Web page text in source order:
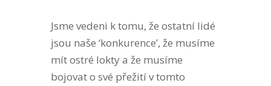
Jsme vedeni k tomu, že ostatní lidé
jsou naše ‘konkurence’, že musíme
mít ostré lokty a že musíme
bojovat o své přežití v tomto